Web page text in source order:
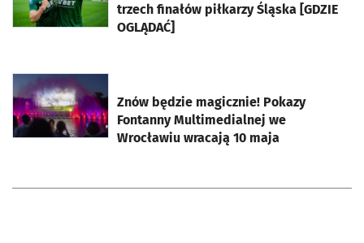
trzech finałów piłkarzy Śląska [GDZIE
OGLĄDAĆ]
Znów będzie magicznie! Pokazy
Fontanny Multimedialnej we
Wrocławiu wracają 10 maja
otworzy się w nowej karcie